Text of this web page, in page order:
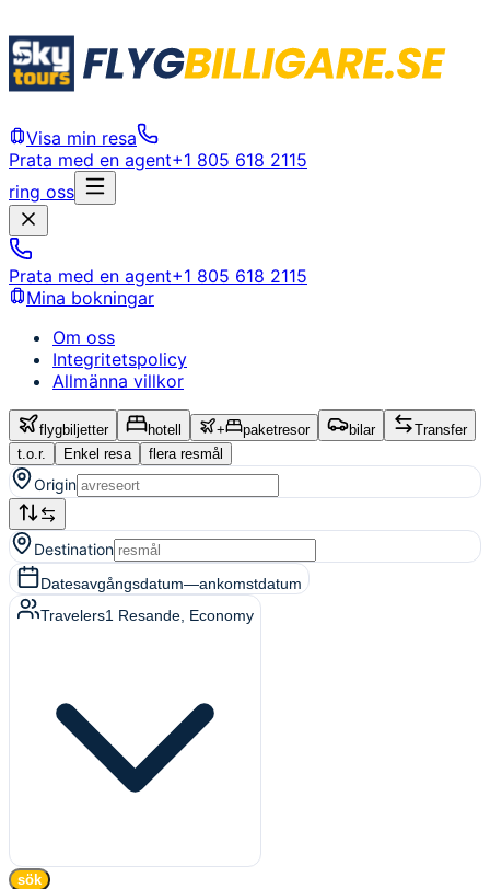
Visa min resa
Prata med en agent+1 805 618 2115
ring oss
Prata med en agent+1 805 618 2115
Mina bokningar
Om oss
Integritetspolicy
Allmänna villkor
flygbiljetter hotell + paketresor bilar
Transfer
t.o.r.
Enkel resa flera resmål
Origin
Destination
Datesavgångsdatum—ankomstdatum
Travelers1 Resande , Economy
sök